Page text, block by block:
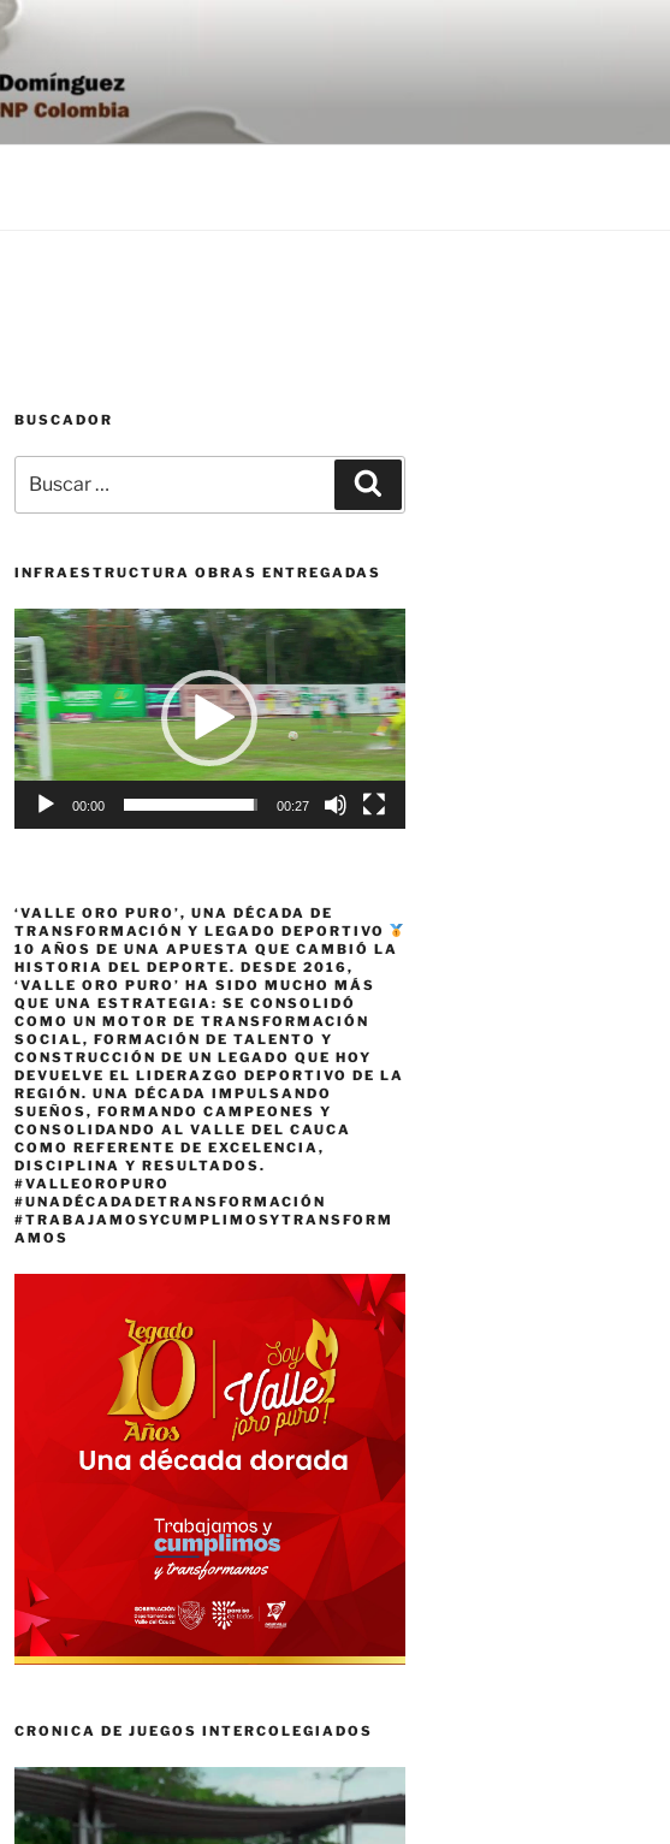
BUSCADOR
por:
INFRAESTRUCTURA OBRAS ENTREGADAS
Reproductor
de
vídeo
00:00 00:27
‘VALLE ORO PURO’, UNA DÉCADA DE
TRANSFORMACIÓN Y LEGADO DEPORTIVO
10 AÑOS DE UNA APUESTA QUE CAMBIÓ LA
HISTORIA DEL DEPORTE. DESDE 2016,
‘VALLE ORO PURO’ HA SIDO MUCHO MÁS
QUE UNA ESTRATEGIA: SE CONSOLIDÓ
COMO UN MOTOR DE TRANSFORMACIÓN
SOCIAL, FORMACIÓN DE TALENTO Y
CONSTRUCCIÓN DE UN LEGADO QUE HOY
DEVUELVE EL LIDERAZGO DEPORTIVO DE LA
REGIÓN. UNA DÉCADA IMPULSANDO
SUEÑOS, FORMANDO CAMPEONES Y
CONSOLIDANDO AL VALLE DEL CAUCA
COMO REFERENTE DE EXCELENCIA,
DISCIPLINA Y RESULTADOS.
#VALLEOROPURO
#UNADÉCADADETRANSFORMACIÓN
#TRABAJAMOSYCUMPLIMOSYTRANSFORM
AMOS
CRONICA DE JUEGOS INTERCOLEGIADOS
Reproductor
vídeo